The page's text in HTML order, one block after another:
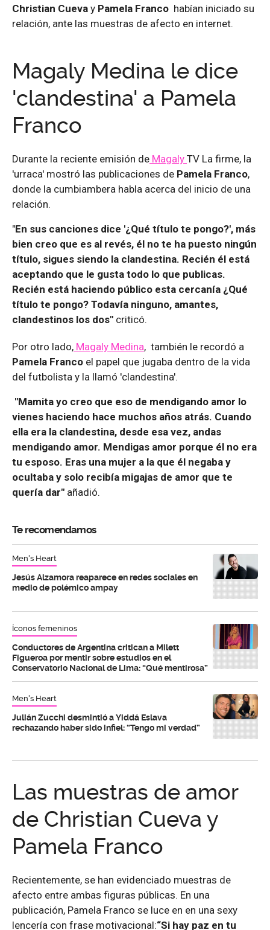
Christian Cueva y Pamela Franco habían iniciado su
relación, ante las muestras de afecto en internet.
Magaly Medina le dice
'clandestina' a Pamela
Franco
Durante la reciente emisión de Magaly TV La firme, la
'urraca' mostró las publicaciones de Pamela Franco,
donde la cumbiambera habla acerca del inicio de una
relación.
"En sus canciones dice '¿Qué título te pongo?', más
bien creo que es al revés, él no te ha puesto ningún
título, sigues siendo la clandestina. Recién él está
aceptando que le gusta todo lo que publicas.
Recién está haciendo público esta cercanía ¿Qué
título te pongo? Todavía ninguno, amantes,
clandestinos los dos" criticó.
Por otro lado, Magaly Medina, también le recordó a
Pamela Franco el papel que jugaba dentro de la vida
del futbolista y la llamó 'clandestina'.
"Mamita yo creo que eso de mendigando amor lo
vienes haciendo hace muchos años atrás. Cuando
ella era la clandestina, desde esa vez, andas
mendigando amor. Mendigas amor porque él no era
tu esposo. Eras una mujer a la que él negaba y
ocultaba y solo recibía migajas de amor que te
quería dar" añadió.
Te recomendamos
Men's Heart
Jesús Alzamora reaparece en redes sociales en
medio de polémico ampay
Íconos femeninos
Conductores de Argentina critican a Milett
Figueroa por mentir sobre estudios en el
Conservatorio Nacional de Lima: “Qué mentirosa”
Men's Heart
Julián Zucchi desmintió a Yiddá Eslava
rechazando haber sido infiel: “Tengo mi verdad”
Las muestras de amor
de Christian Cueva y
Pamela Franco
Recientemente, se han evidenciado muestras de
afecto entre ambas figuras públicas. En una
publicación, Pamela Franco se luce en en una sexy
lencería con frase motivacional:“Si hay paz en tu